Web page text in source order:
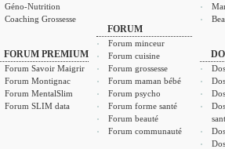
Géno-Nutrition
Coaching Grossesse
FORUM PREMIUM
Forum Savoir Maigrir
Forum Montignac
Forum MentalSlim
Forum SLIM data
FORUM
Forum minceur
Forum cuisine
Forum grossesse
Forum maman bébé
Forum psycho
Forum forme santé
Forum beauté
Forum communauté